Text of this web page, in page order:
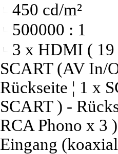
450 cd/m²
500000 : 1
3 x HDMI ( 19
SCART (AV In/
Rückseite ¦ 1 x
SCART ) -
RCA Phono x 3
Eingang